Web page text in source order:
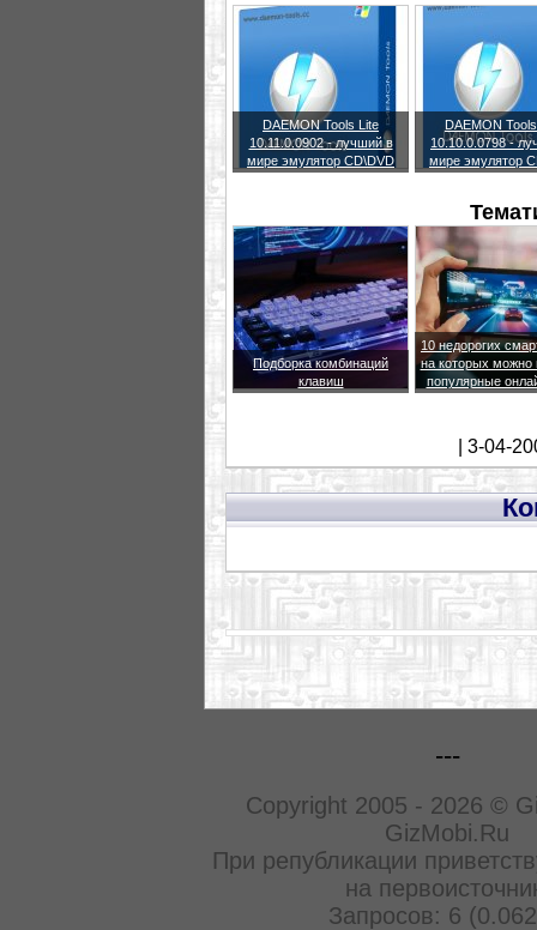
DAEMON Tools Lite
10.11.0.0902 - лучший в
мире эмулятор CD\DVD
DAEMON
10.10.0.0798 -
мире эмулятор
Подборка комбинаций
клавиш
10 недорогих
на которых можно
популярные
| 3-04-
---
Copyright 2005 - 2026 ©
GizMobi.Ru
При републикации
на
Запросов: 6